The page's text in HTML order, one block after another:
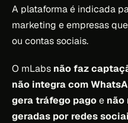
A plataforma é indicada
marketing e empresas
ou contas sociais.
O mLabs não faz
não integra com
gera tráfego pagoe não
geradas por redes